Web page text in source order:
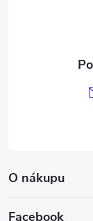
O nákupu
Facebook